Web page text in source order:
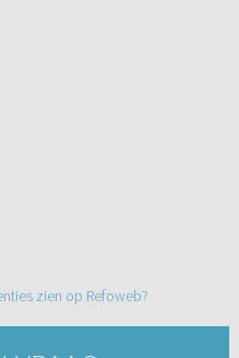
zien op Refoweb?